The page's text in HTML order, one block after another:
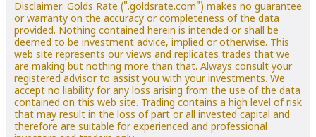
Disclaimer: Golds Rate (".goldsrate.com") makes no guarantee
or warranty on the accuracy or completeness of the data
provided. Nothing contained herein is intended or shall be
deemed to be investment advice, implied or otherwise. This
web site represents our views and replicates trades that we
are making but nothing more than that. Always consult your
registered advisor to assist you with your investments. We
accept no liability for any loss arising from the use of the data
contained on this web site. Trading contains a high level of risk
that may result in the loss of part or all invested capital and
therefore are suitable for experienced and professional